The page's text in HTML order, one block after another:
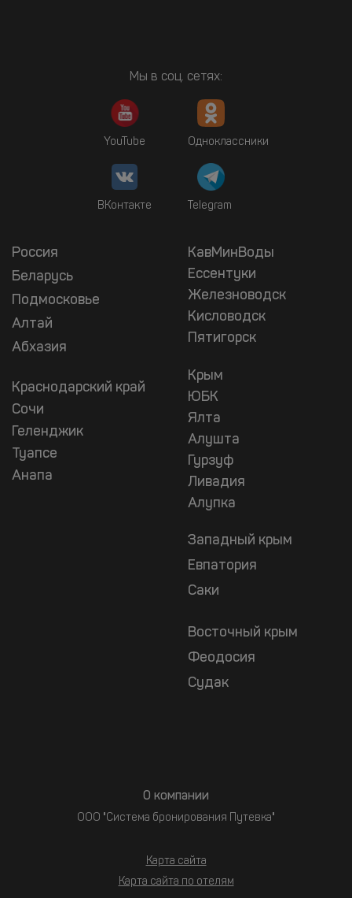
Мы в соц. сетях:
YouTube Одноклассники
ВКонтакте Telegram
Россия
Беларусь
Подмосковье
Алтай
Абхазия
Краснодарский край
Сочи
Геленджик
Туапсе
Анапа
КавМинВоды
Ессентуки
Железноводск
Кисловодск
Пятигорск
Крым
ЮБК
Ялта
Алушта
Гурзуф
Ливадия
Алупка
Западный крым
Евпатория
Саки
Восточный крым
Феодосия
Судак
О компании
ООО "Система бронирования Путевка"
Карта сайта
Карта сайта по отелям